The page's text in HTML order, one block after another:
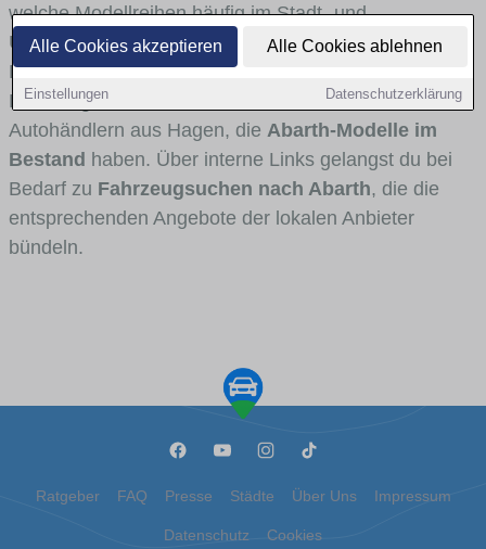
Alle Cookies akzeptieren Alle Cookies ablehnen
Einstellungen Datenschutzerklärung
welche Modellreihen häufig im Stadt- und
Umlandverkehr zu sehen sind und für welche
Fahrertypen die Marke interessant ist. Viele
Fahrzeuge stammen von Autohäusern und
Autohändlern aus Hagen, die Abarth-Modelle im
Bestand haben. Über interne Links gelangst du bei
Bedarf zu Fahrzeugsuchen nach Abarth, die die
entsprechenden Angebote der lokalen Anbieter
bündeln.
Ratgeber FAQ Presse Städte Über Uns Impressum
Datenschutz Cookies